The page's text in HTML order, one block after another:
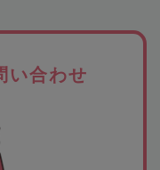
い合わせ